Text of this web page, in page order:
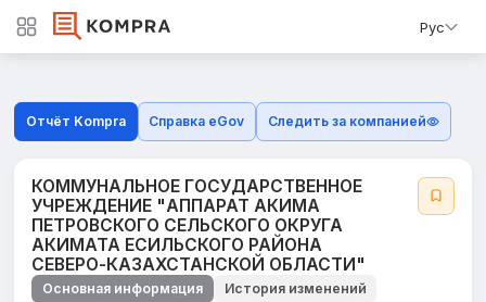
Рус
Отчёт Kompra Справка eGov Следить за компанией
КОММУНАЛЬНОЕ ГОСУДАРСТВЕННОЕ
УЧРЕЖДЕНИЕ "АППАРАТ АКИМА
ПЕТРОВСКОГО СЕЛЬСКОГО ОКРУГА
АКИМАТА ЕСИЛЬСКОГО РАЙОНА
СЕВЕРО-КАЗАХСТАНСКОЙ ОБЛАСТИ"
Основная информация
История изменений